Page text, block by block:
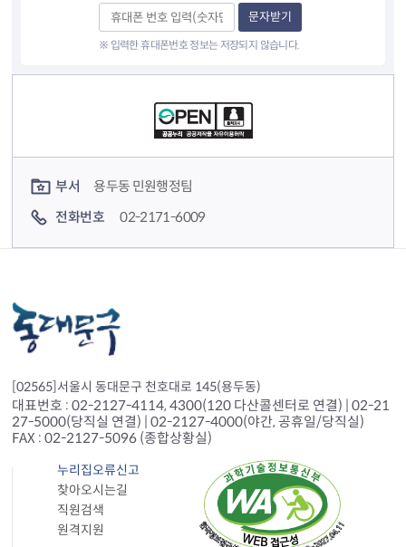
문자받기
※ 입력한 휴대폰번호 정보는 저장되지 않습니다.
부서
용두동 민원행정팀
전화번호
02-2171-6009
[02565]서울시 동대문구 천호대로 145(용두동)
대표번호 : 02-2127-4114, 4300(120 다산콜센터로 연결) | 02-21
27-5000(당직실 연결) | 02-2127-4000(야간, 공휴일/당직실)
FAX : 02-2127-5096 (종합상황실)
누리집오류신고
찾아오시는길
직원검색
원격지원